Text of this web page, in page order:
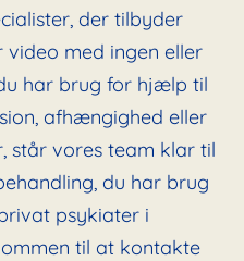
der tilbyder
med ingen eller
har brug for hjælp til
afhængighed eller
står vores team klar til
du har brug
psykiater i
til at kontakte